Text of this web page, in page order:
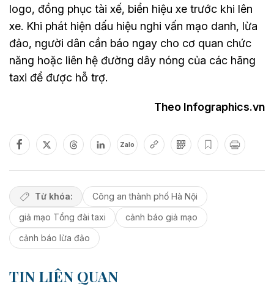
logo, đồng phục tài xế, biển hiệu xe trước khi lên
xe. Khi phát hiện dấu hiệu nghi vấn mạo danh, lừa
đảo, người dân cần báo ngay cho cơ quan chức
năng hoặc liên hệ đường dây nóng của các hãng
taxi để được hỗ trợ.
Theo Infographics.vn
Zalo
Từ khóa:
Công an thành phố Hà Nội
giả mạo Tổng đài taxi
cảnh báo giả mạo
cảnh báo lừa đảo
TIN LIÊN QUAN